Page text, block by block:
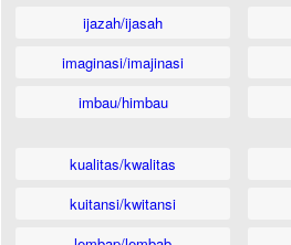
ijazah/ijasah
imaginasi/imajinasi
imbau/himbau
kualitas/kwalitas
kuitansi/kwitansi